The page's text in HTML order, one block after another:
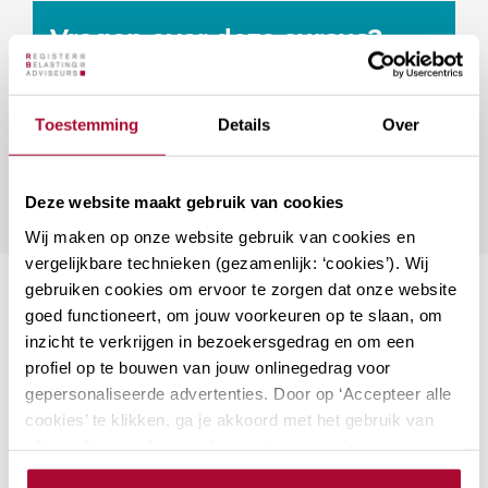
Toestemming Details Over
Deze website maakt gebruik van cookies
Wij maken op onze website gebruik van cookies en
vergelijkbare technieken (gezamenlijk: ‘cookies’). Wij
gebruiken cookies om ervoor te zorgen dat onze website
goed functioneert, om jouw voorkeuren op te slaan, om
inzicht te verkrijgen in bezoekersgedrag en om een
profiel op te bouwen van jouw onlinegedrag voor
gepersonaliseerde advertenties. Door op ‘Accepteer alle
cookies’ te klikken, ga je akkoord met het gebruik van
cookieverklaring.
Vragen over deze cursus?
Naar vragenformulier
Suggesties
Aanmerkelijk belang en
terbeschikkingstellingsregeling
een aanmerkelijk belang onderdeel zijn